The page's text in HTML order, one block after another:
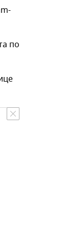
по